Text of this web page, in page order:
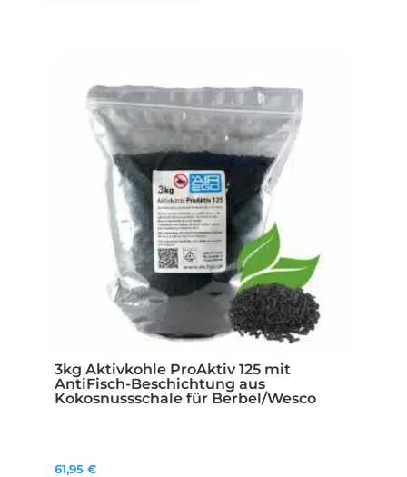
3kg Aktivkohle ProAktiv 125 mit
AntiFisch-Beschichtung aus
Kokosnussschale für Berbel/Wesco
61,95 €